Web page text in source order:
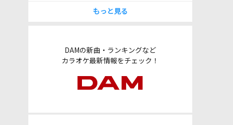
もっと見る
DAMの新曲・ランキングなど
カラオケ最新情報をチェック！